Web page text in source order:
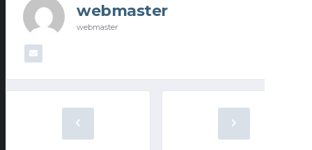
webmaster
webmaster